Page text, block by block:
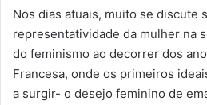
Nos dias atuais, muito se discute
representatividade da mulher na
do feminismo ao decorrer dos
Francesa, onde os primeiros
a surgir- o desejo feminino de